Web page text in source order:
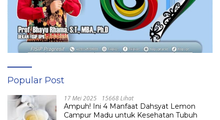
Popular Post
17 Mei 2025 15668 Lihat
Ampuh! Ini 4 Manfaat Dahsyat Lemon
Campur Madu untuk Kesehatan Tubuh